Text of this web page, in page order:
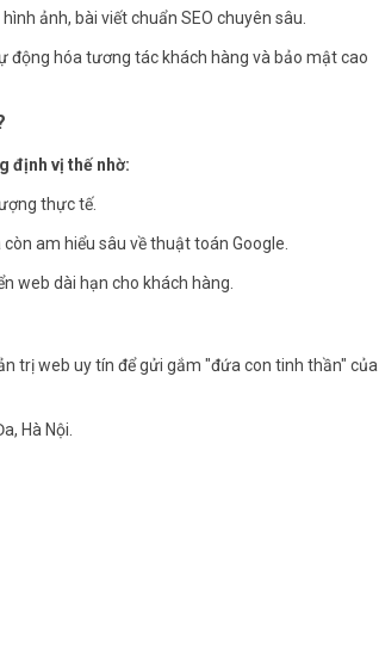
ảnh, bài viết chuẩn SEO chuyên sâu.
động hóa tương tác khách hàng và bảo mật cao
định vị thế nhờ:
thực tế.
am hiểu sâu về thuật toán Google.
web dài hạn cho khách hàng.
trị web uy tín để gửi gắm "đứa con tinh thần" của
Hà Nội.